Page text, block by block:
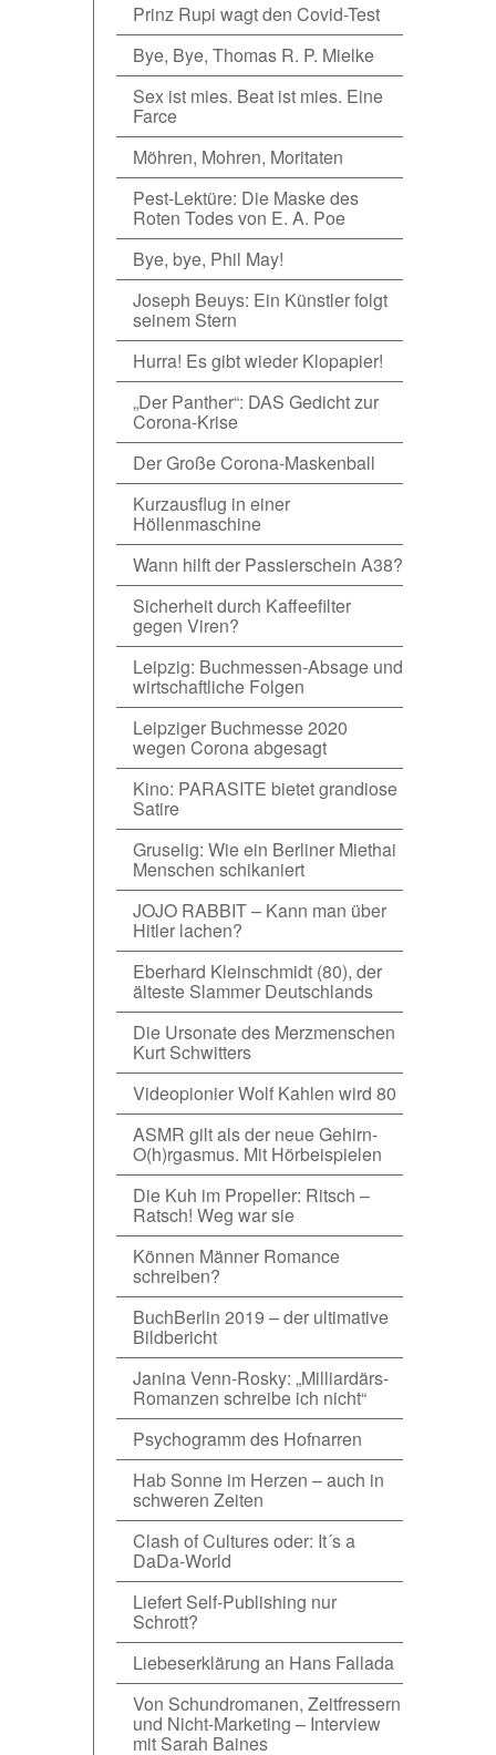
Prinz Rupi wagt den Covid-Test
Bye, Bye, Thomas R. P. Mielke
Sex ist mies. Beat ist mies. Eine
Farce
Möhren, Mohren, Moritaten
Pest-Lektüre: Die Maske des
Roten Todes von E. A. Poe
Bye, bye, Phil May!
Joseph Beuys: Ein Künstler folgt
seinem Stern
Hurra! Es gibt wieder Klopapier!
„Der Panther“: DAS Gedicht zur
Corona-Krise
Der Große Corona-Maskenball
Kurzausflug in einer
Höllenmaschine
Wann hilft der Passierschein A38?
Sicherheit durch Kaffeefilter
gegen Viren?
Leipzig: Buchmessen-Absage und
wirtschaftliche Folgen
Leipziger Buchmesse 2020
wegen Corona abgesagt
Kino: PARASITE bietet grandiose
Satire
Gruselig: Wie ein Berliner Miethai
Menschen schikaniert
JOJO RABBIT – Kann man über
Hitler lachen?
Eberhard Kleinschmidt (80), der
älteste Slammer Deutschlands
Die Ursonate des Merzmenschen
Kurt Schwitters
Videopionier Wolf Kahlen wird 80
ASMR gilt als der neue Gehirn-
O(h)rgasmus. Mit Hörbeispielen
Die Kuh im Propeller: Ritsch –
Ratsch! Weg war sie
Können Männer Romance
schreiben?
BuchBerlin 2019 – der ultimative
Bildbericht
Janina Venn-Rosky: „Milliardärs-
Romanzen schreibe ich nicht“
Psychogramm des Hofnarren
Hab Sonne im Herzen – auch in
schweren Zeiten
Clash of Cultures oder: It´s a
DaDa-World
Liefert Self-Publishing nur
Schrott?
Liebeserklärung an Hans Fallada
Von Schundromanen, Zeitfressern
und Nicht-Marketing – Interview
mit Sarah Baines